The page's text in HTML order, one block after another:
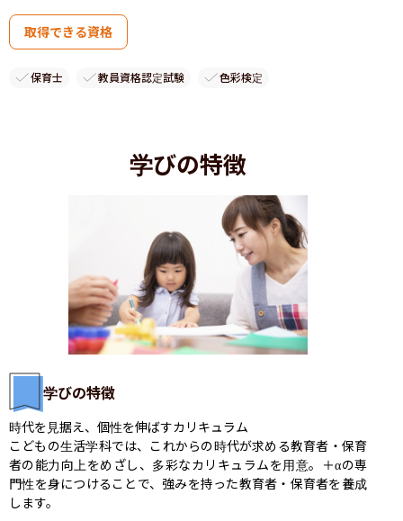
取得できる資格
保育士 教員資格認定試験 色彩検定
学びの特徴
学びの特徴
時代を見据え、個性を伸ばすカリキュラム
こどもの生活学科では、これからの時代が求める教育者・保育
者の能力向上をめざし、多彩なカリキュラムを用意。＋αの専
門性を身につけることで、強みを持った教育者・保育者を養成
します。